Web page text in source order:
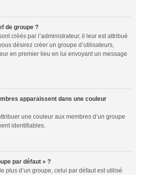
de groupe ?
créés par l’administrateur, il leur est attribué
désirez créer un groupe d’utilisateurs,
en premier lieu en lui envoyant un message
apparaissent dans une couleur
une couleur aux membres d’un groupe
identifiables.
par défaut » ?
plus d’un groupe, celui par défaut est utilisé